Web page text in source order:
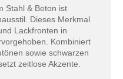
Stahl & Beton ist
Dieses Merkmal
Lackfronten in
Kombiniert
sowie schwarzen
zeitlose Akzente.